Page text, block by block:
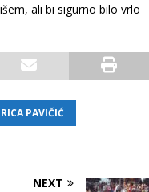
ali bi sigurno bilo vrlo
PAVIČIĆ
NEXT